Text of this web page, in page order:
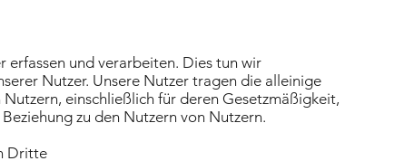
erfassen und verarbeiten. Dies tun wir
Nutzer. Unsere Nutzer tragen die alleinige
einschließlich für deren Gesetzmäßigkeit,
zu den Nutzern von Nutzern.
Dritte